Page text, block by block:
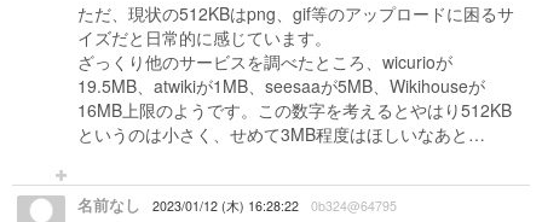
ただ、現状の512KBはpng、gif等のアップロードに困るサ
イズだと日常的に感じています。
ざっくり他のサービスを調べたところ、wicurioが
19.5MB、atwikiが1MB、seesaaが5MB、Wikihouseが
16MB上限のようです。この数字を考えるとやはり512KB
というのは小さく、せめて3MB程度はほしいなあと…
名前なし 2023/01/12 (木) 16:28:22 0b324@64795